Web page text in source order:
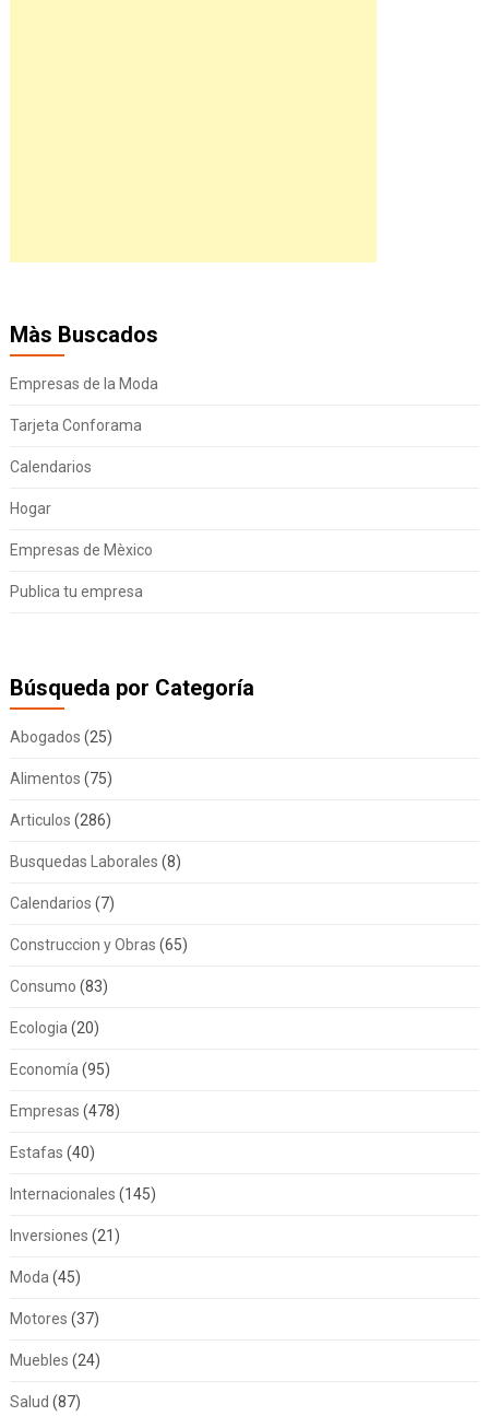
Màs Buscados
Empresas de la Moda
Tarjeta Conforama
Calendarios
Hogar
Empresas de Mèxico
Publica tu empresa
Búsqueda por Categoría
Abogados (25)
Alimentos (75)
Articulos (286)
Busquedas Laborales (8)
Calendarios (7)
Construccion y Obras (65)
Consumo (83)
Ecologia (20)
Economía (95)
Empresas (478)
Estafas (40)
Internacionales (145)
Inversiones (21)
Moda (45)
Motores (37)
Muebles (24)
Salud (87)